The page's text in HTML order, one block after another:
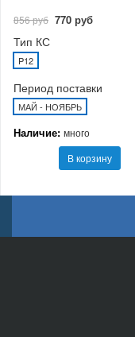
856 руб 770 руб
Тип КС
P12
Период поставки
МАЙ - НОЯБРЬ
Наличие: много
В корзину